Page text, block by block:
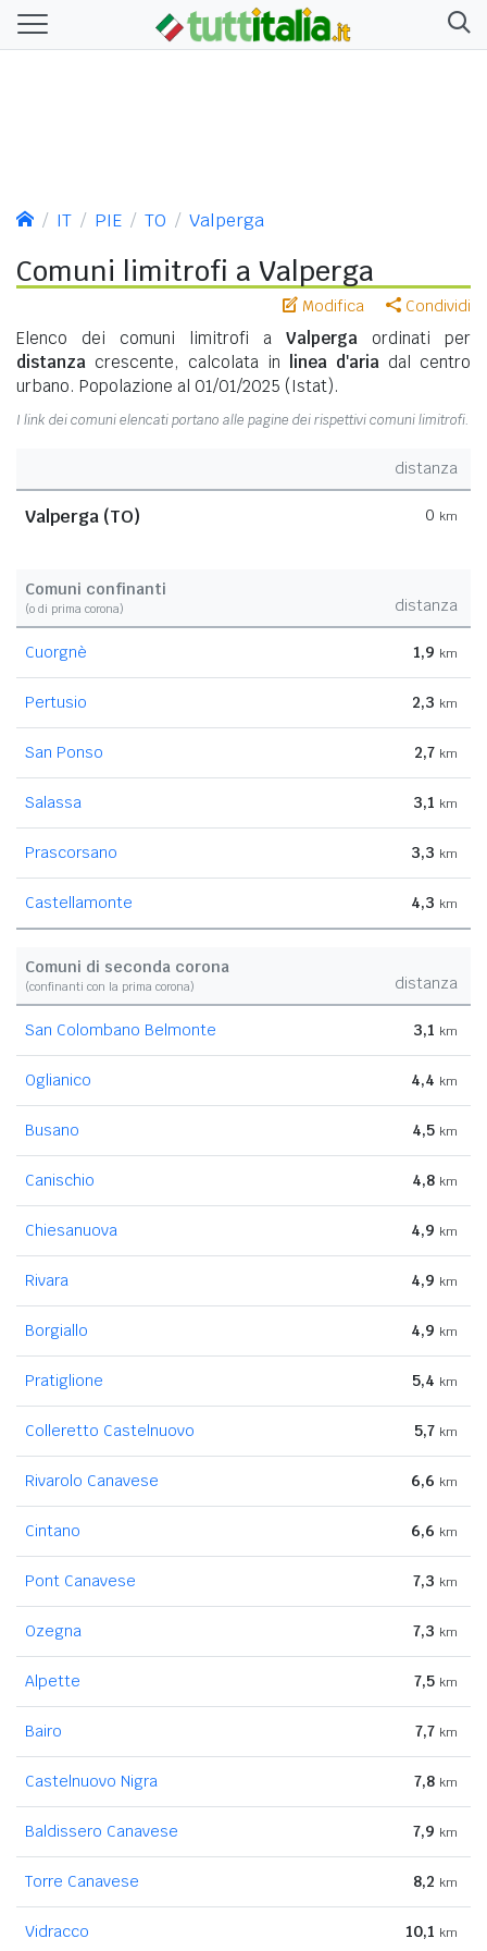
IT PIE TO Valperga
Comuni limitrofi a Valperga
Modifica Condividi
Elenco dei comuni limitrofi a Valperga ordinati per
distanza crescente, calcolata in linea d'aria dal centro
urbano. Popolazione al 01/01/2025 (Istat).
I link dei comuni elencati portano alle pagine dei rispettivi comuni limitrofi.
distanza
Valperga (TO) 0 km
Comuni confinanti
(o di prima corona) distanza
Cuorgnè 1,9 km
Pertusio 2,3 km
San Ponso 2,7 km
Salassa 3,1 km
Prascorsano 3,3 km
Castellamonte 4,3 km
Comuni di seconda corona
(confinanti con la prima corona) distanza
San Colombano Belmonte 3,1 km
Oglianico 4,4 km
Busano 4,5 km
Canischio 4,8 km
Chiesanuova 4,9 km
Rivara 4,9 km
Borgiallo 4,9 km
Pratiglione 5,4 km
Colleretto Castelnuovo 5,7 km
Rivarolo Canavese 6,6 km
Cintano 6,6 km
Pont Canavese 7,3 km
Ozegna 7,3 km
Alpette 7,5 km
Bairo 7,7 km
Castelnuovo Nigra 7,8 km
Baldissero Canavese 7,9 km
Torre Canavese 8,2 km
Vidracco 10,1 km